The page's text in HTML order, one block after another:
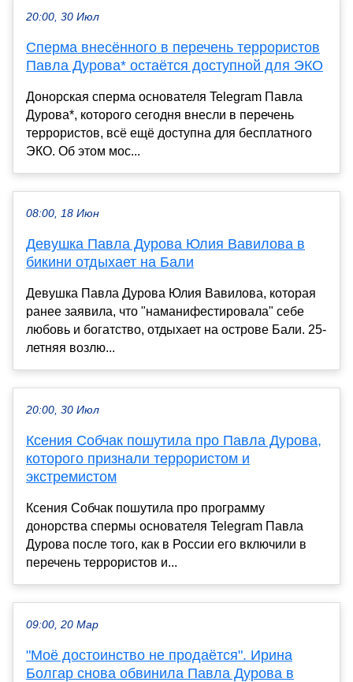
20:00, 30 Июл
Сперма внесённого в перечень террористов
Павла Дурова* остаётся доступной для ЭКО
Донорская сперма основателя Telegram Павла
Дурова*, которого сегодня внесли в перечень
террористов, всё ещё доступна для бесплатного
ЭКО. Об этом мос...
08:00, 18 Июн
Девушка Павла Дурова Юлия Вавилова в
бикини отдыхает на Бали
Девушка Павла Дурова Юлия Вавилова, которая
ранее заявила, что "наманифестировала" себе
любовь и богатство, отдыхает на острове Бали. 25-
летняя возлю...
20:00, 30 Июл
Ксения Собчак пошутила про Павла Дурова,
которого признали террористом и
экстремистом
Ксения Собчак пошутила про программу
донорства спермы основателя Telegram Павла
Дурова после того, как в России его включили в
перечень террористов и...
09:00, 20 Мар
"Моё достоинство не продаётся". Ирина
Болгар снова обвинила Павла Дурова в